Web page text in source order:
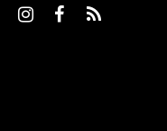
InstagramFacebook
RSS